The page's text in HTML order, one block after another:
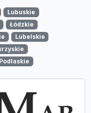
Lubuskie
Łódzkie
Lubelskie
Podlaskie